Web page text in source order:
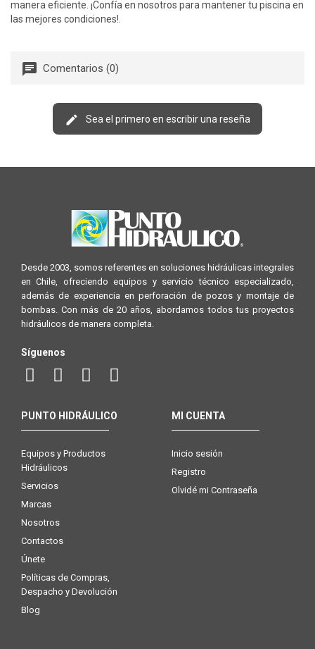
manera eficiente. ¡Confía en nosotros para mantener tu piscina en
las mejores condiciones!.
Comentarios (0)
Sea el primero en escribir una reseña
Desde 2003, somos referentes en soluciones hidráulicas integrales
en Chile, ofreciendo equipos y servicio técnico especializado,
además de experiencia en perforación de pozos y montaje de
bombas. Con más de 20 años, abordamos todos tus proyectos
hidráulicos de manera completa.
Síguenos
PUNTO HIDRÁULICO
Equipos y Productos
Hidráulicos
Servicios
Marcas
Nosotros
Contactos
Únete
Políticas de Compras,
Despacho y Devolución
Blog
MI CUENTA
Inicio sesión
Registro
Olvidé mi Contraseña